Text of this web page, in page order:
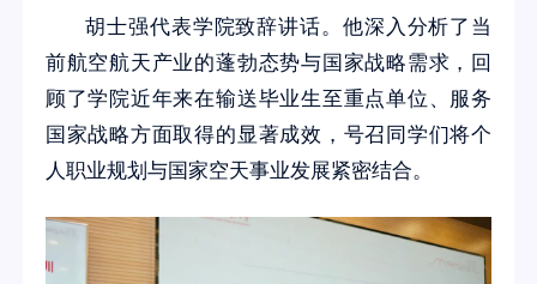
胡士强代表学院致辞讲话。他深入分析了当
前航空航天产业的蓬勃态势与国家战略需求，回
顾了学院近年来在输送毕业生至重点单位、服务
国家战略方面取得的显著成效，号召同学们将个
人职业规划与国家空天事业发展紧密结合。